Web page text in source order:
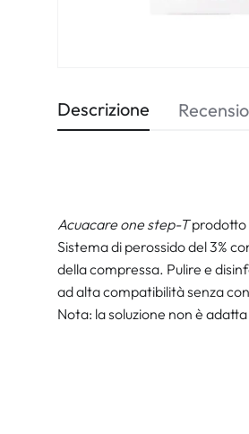
Descrizione
Acuacare one step-Tprodotto
Sistema di perossido del 3%
della compressa. Pulire e
ad alta compatibilità senza
Nota: la soluzione non è